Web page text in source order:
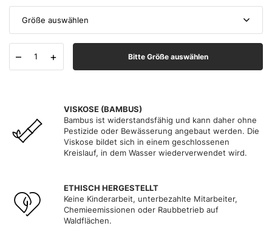
Größe auswählen
– + Bitte Größe auswählen
VISKOSE (BAMBUS)
Bambus ist widerstandsfähig und kann daher ohne
Pestizide oder Bewässerung angebaut werden. Die
Viskose bildet sich in einem geschlossenen
Kreislauf, in dem Wasser wiederverwendet wird.
ETHISCH HERGESTELLT
Keine Kinderarbeit, unterbezahlte Mitarbeiter,
Chemieemissionen oder Raubbetrieb auf
Waldflächen.